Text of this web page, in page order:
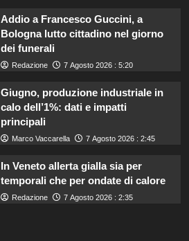
Addio a Francesco Guccini, a
Bologna lutto cittadino nel giorno
dei funerali
Redazione 7 Agosto 2026 : 5:20
Giugno, produzione industriale in
calo dell’1%: dati e impatti
principali
Marco Vaccarella 7 Agosto 2026 : 2:45
In Veneto allerta gialla sia per
temporali che per ondate di calore
Redazione 7 Agosto 2026 : 2:35